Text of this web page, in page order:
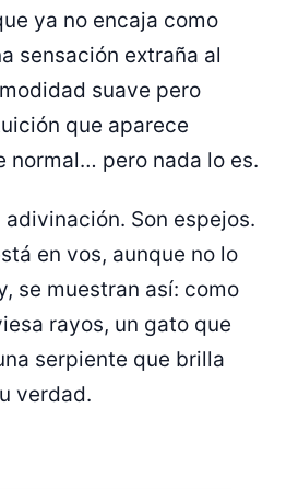
ya no encaja como
sensación extraña al
suave pero
que aparece
normal… pero nada lo es.
Son espejos.
en vos, aunque no lo
se muestran así: como
rayos, un gato que
serpiente que brilla
verdad.